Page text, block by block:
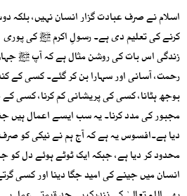
اسلام نے صرف عبادت گزار انسان نہیں، بلکہ
کرنے کی تعلیم دی ہے۔ رسولِ اکرم ﷺ کی پوری
زندگی اس بات کی روشن مثال ہے کہ آپ ﷺ
رحمت، آسانی اور سہارا بن کر گئے۔ کسی کے
بوجھ ہٹانا، کسی کی پریشانی کم کرنا، کسی
مجبور کی مدد کرنا۔ یہ سب ایسے اعمال ہیں
دیا ہے۔افسوس یہ ہے کہ آج ہم نے نیکی کو
محدود کر دیا ہے، جبکہ ایک ٹوٹے ہوئے دل کو
انسان میں جینے کی امید جگا دینا اور کسی